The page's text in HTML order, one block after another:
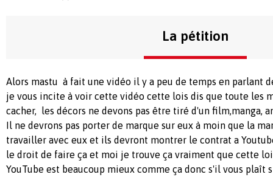
La pétition
Alors mastu à fait une vidéo il y a peu de temps en parlant
je vous incite à voir cette vidéo cette lois dis que toute les
cacher, les décors ne devons pas être tiré d'un film,manga,
Il ne devrons pas porter de marque sur eux à moin que la
travailler avec eux et ils devront montrer le contrat a
le droit de faire ça et moi je trouve ça vraiment que cette
YouTube est beaucoup mieux comme ça donc s'il vous plaît